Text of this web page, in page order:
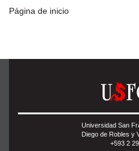
Página de inicio
Universidad San
Diego de Robles y
+593 2